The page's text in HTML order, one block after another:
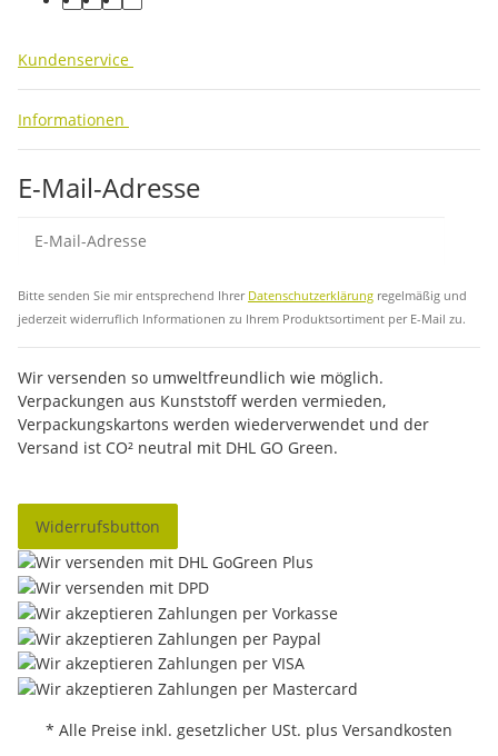
facebook
youtube
instagram
tiktok
Kundenservice
Informationen
E-Mail-Adresse
Bitte senden Sie mir entsprechend Ihrer Datenschutzerklärung regelmäßig und
jederzeit widerruflich Informationen zu Ihrem Produktsortiment per E-Mail zu.
Wir versenden so umweltfreundlich wie möglich.
Verpackungen aus Kunststoff werden vermieden,
Verpackungskartons werden wiederverwendet und der
Versand ist CO² neutral mit DHL GO Green.
Widerrufsbutton
* Alle Preise inkl. gesetzlicher USt. plus Versandkosten